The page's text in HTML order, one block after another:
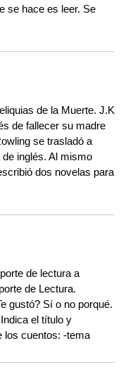
se hace es leer. Se
de la Muerte. J.K
de fallecer su madre
se trasladó a
inglés. Al mismo
dos novelas para
de lectura a
de Lectura.
gustó? Sí o no porqué.
el título y
los cuentos: -tema